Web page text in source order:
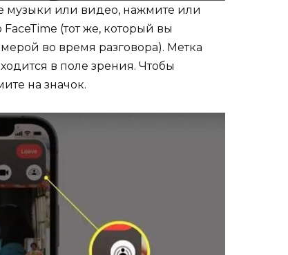
музыки или видео, нажмите или
(тот же, который вы
во время разговора). Метка
в поле зрения. Чтобы
на значок.